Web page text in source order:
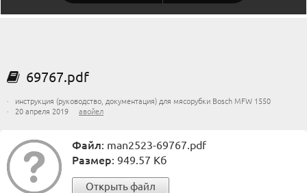
69767.pdf
· инструкция (руководство, документация) для мясорубки Bosch MFW 1550
· 20 апреля 2019 авойел
Файл: man2523-69767.pdf
Размер: 949.57 Кб
Открыть файл